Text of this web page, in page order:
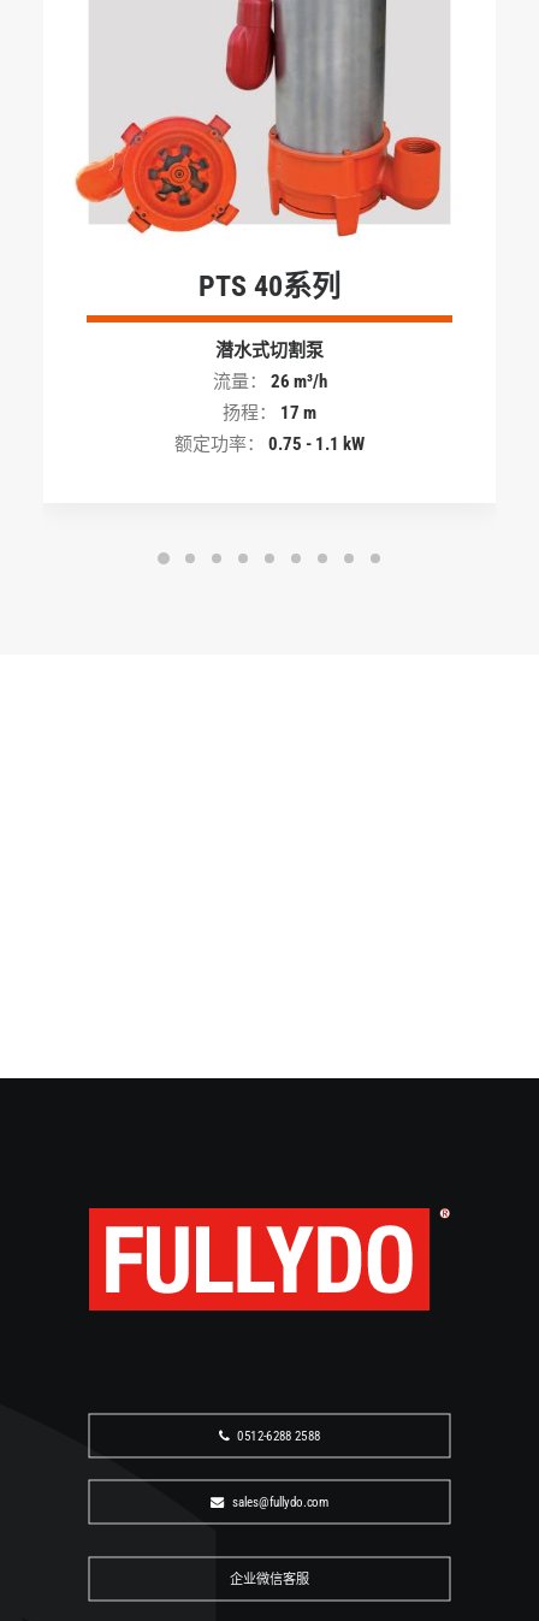
PTS 40系列
潜水式切割泵
流量： 26 m³/h
扬程： 17 m
额定功率： 0.75 - 1.1 kW
协助确认适用型号与后续商务信息。
企业微信咨询
0512-6288 2588
sales@fullydo.com
企业微信客服